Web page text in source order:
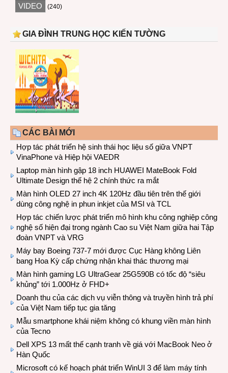
VIDEO (240)
GIA ĐÌNH TRUNG HỌC KIẾN TƯỜNG
CÁC BÀI MỚI
Hợp tác phát triển hệ sinh thái học liệu số giữa VNPT
VinaPhone và Hiệp hội VAEDR
Laptop màn hình gập 18 inch HUAWEI MateBook Fold
Ultimate Design thế hệ 2 chính thức ra mắt
Màn hình OLED 27 inch 4K 120Hz đầu tiên trên thế giới
dùng công nghệ in phun inkjet của MSI và TCL
Hợp tác chiến lược phát triển mô hình khu công nghiệp công
nghệ số hiện đại trong ngành Cao su Việt Nam giữa hai Tập
đoàn VNPT và VRG
Máy bay Boeing 737-7 mới được Cục Hàng không Liên
bang Hoa Kỳ cấp chứng nhận khai thác thương mại
Màn hình gaming LG UltraGear 25G590B có tốc độ “siêu
khủng” tới 1.000Hz ở FHD+
Doanh thu của các dịch vụ viễn thông và truyền hình trả phí
của Việt Nam tiếp tục gia tăng
Mẫu smartphone khái niệm không có khung viền màn hình
của Tecno
Dell XPS 13 mất thế cạnh tranh về giá với MacBook Neo ở
Hàn Quốc
Microsoft có kế hoạch phát triển WinUI 3 để làm máy tính